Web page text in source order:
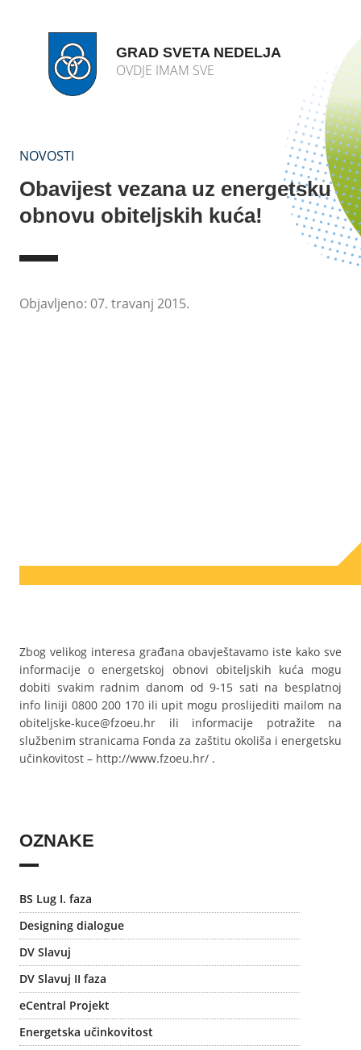
GRAD SVETA NEDELJA
OVDJE IMAM SVE
NOVOSTI
Obavijest vezana uz energetsku
obnovu obiteljskih kuća!
Objavljeno: 07. travanj 2015.
Zbog velikog interesa građana obavještavamo iste kako sve
informacije o energetskoj obnovi obiteljskih kuća mogu
dobiti svakim radnim danom od 9-15 sati na besplatnoj
info liniji 0800 200 170 ili upit mogu proslijediti mailom na
obiteljske-kuce@fzoeu.hr ili informacije potražite na
službenim stranicama Fonda za zaštitu okoliša i energetsku
učinkovitost – http://www.fzoeu.hr/ .
OZNAKE
BS Lug I. faza
Designing dialogue
DV Slavuj
DV Slavuj II faza
eCentral Projekt
Energetska učinkovitost